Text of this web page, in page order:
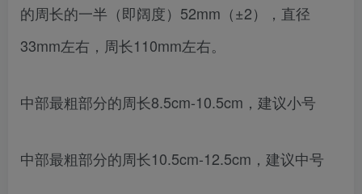
的周长的一半（即阔度）52mm（±2），直径
33mm左右，周长110mm左右。
中部最粗部分的周长8.5cm-10.5cm，建议小号
中部最粗部分的周长10.5cm-12.5cm，建议中号